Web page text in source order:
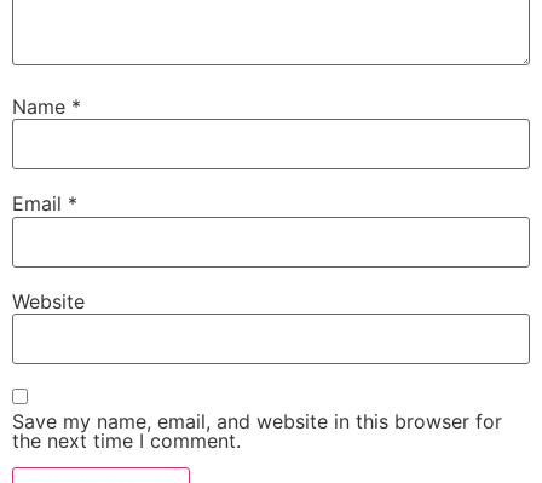
Name *
Email *
Website
Save my name, email, and website in this browser for
the next time I comment.